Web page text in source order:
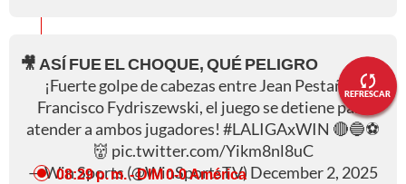
REFRESCAR
🎥 ASÍ FUE EL CHOQUE, QUÉ PELIGRO
¡Fuerte golpe de cabezas entre Jean Pestaña y
Francisco Fydriszewski, el juego se detiene para
atender a ambos jugadores! #LALIGAxWIN 🔴🔵⚽
👹 pic.twitter.com/Yikm8nl8uC
— Win Sports (@WinSportsTV) December 2, 2025
08:29 p. m.- DIM 0-0 América